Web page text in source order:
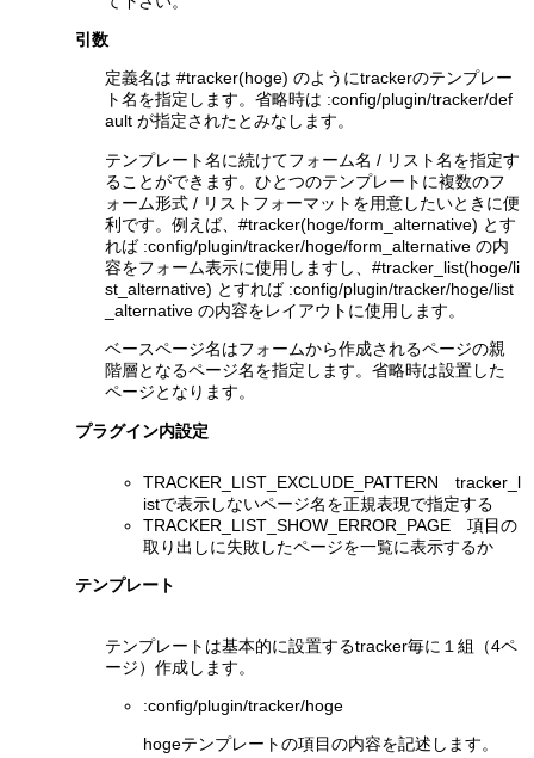
引数
定義名は #tracker(hoge) のようにtrackerのテンプレー
ト名を指定します。省略時は :config/plugin/tracker/def
ault が指定されたとみなします。
テンプレート名に続けてフォーム名 / リスト名を指定す
ることができます。ひとつのテンプレートに複数のフ
ォーム形式 / リストフォーマットを用意したいときに便
利です。例えば、#tracker(hoge/form_alternative) とす
れば :config/plugin/tracker/hoge/form_alternative の内
容をフォーム表示に使用しますし、#tracker_list(hoge/li
st_alternative) とすれば :config/plugin/tracker/hoge/list
_alternative の内容をレイアウトに使用します。
ベースページ名はフォームから作成されるページの親
階層となるページ名を指定します。省略時は設置した
ページとなります。
プラグイン内設定
TRACKER_LIST_EXCLUDE_PATTERN tracker_l
istで表示しないページ名を正規表現で指定する
TRACKER_LIST_SHOW_ERROR_PAGE 項目の
取り出しに失敗したページを一覧に表示するか
テンプレート
テンプレートは基本的に設置するtracker毎に１組（4ペ
ージ）作成します。
:config/plugin/tracker/hoge
hogeテンプレートの項目の内容を記述します。